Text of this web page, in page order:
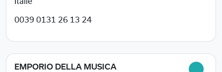
0039 0131 26 13 24
EMPORIO DELLA MUSICA